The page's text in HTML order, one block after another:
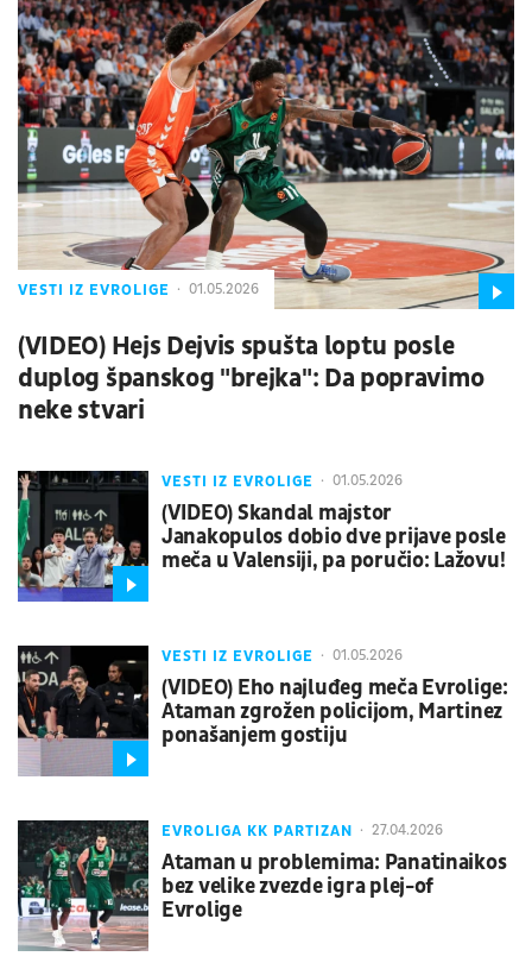
VESTI IZ EVROLIGE 01.05.2026
(VIDEO) Hejs Dejvis spušta loptu posle
duplog španskog "brejka": Da popravimo
neke stvari
VESTI IZ EVROLIGE 01.05.2026
(VIDEO) Skandal majstor
Janakopulos dobio dve prijave posle
meča u Valensiji, pa poručio: Lažovu!
VESTI IZ EVROLIGE 01.05.2026
(VIDEO) Eho najluđeg meča Evrolige:
Ataman zgrožen policijom, Martinez
ponašanjem gostiju
EVROLIGA KK PARTIZAN 27.04.2026
Ataman u problemima: Panatinaikos
bez velike zvezde igra plej-of
Evrolige